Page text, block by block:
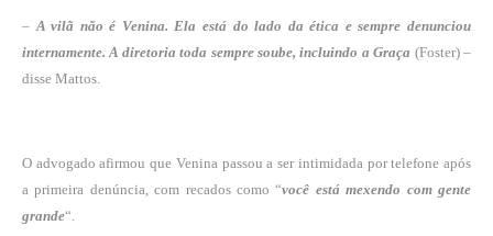
–A vilã não é Venina. Ela está do lado da ética e sempre denunciou
internamente. A diretoria toda sempre soube, incluindo a Graça (Foster) –
disse Mattos.
O advogado afirmou que Venina passou a ser intimidada por telefone após
a primeira denúncia, com recados como “você está mexendo com gente
grande“.